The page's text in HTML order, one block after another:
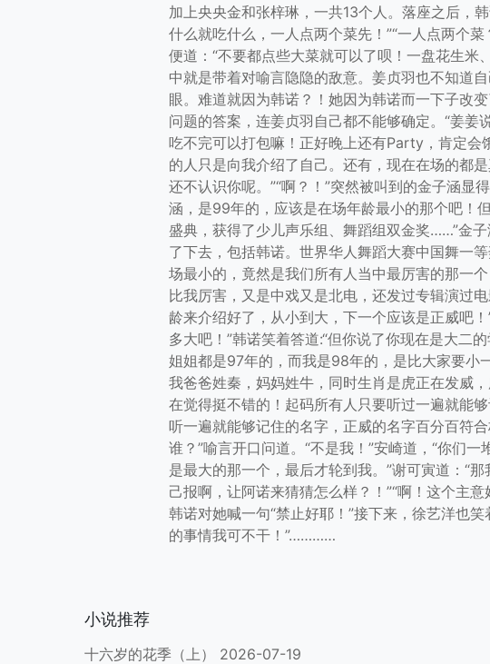
加上央央金和张梓琳，一共13个人。落座之后，
什么就吃什么，一人点两个菜先！”“一人点两个
便道：“不要都点些大菜就可以了呗！一盘花生米
中就是带着对喻言隐隐的敌意。姜贞羽也不知道
眼。难道就因为韩诺？！她因为韩诺而一下子改
问题的答案，连姜贞羽自己都不能够确定。“姜姜
吃不完可以打包嘛！正好晚上还有Party，肯定会
的人只是向我介绍了自己。还有，现在在场的都
还不认识你呢。”“啊？！”突然被叫到的金子涵
涵，是99年的，应该是在场年龄最小的那个吧！
盛典，获得了少儿声乐组、舞蹈组双金奖……”金
了下去，包括韩诺。世界华人舞蹈大赛中国舞一
场最小的，竟然是我们所有人当中最厉害的那一
比我厉害，又是中戏又是北电，还发过专辑演过
龄来介绍好了，从小到大，下一个应该是正威吧
多大吧！”韩诺笑着答道:“但你说了你现在是大二
姐姐都是97年的，而我是98年的，是比大家要小
我爸爸姓秦，妈妈姓牛，同时生肖是虎正在发威
在觉得挺不错的！起码所有人只要听过一遍就能
听一遍就能够记住的名字，正威的名字百分百符
谁？”喻言开口问道。“不是我！”安崎道，“你们
是最大的那一个，最后才轮到我。”谢可寅道：“
己报啊，让阿诺来猜猜怎么样？！”“啊！这个主
韩诺对她喊一句“禁止好耶！”接下来，徐艺洋也
的事情我可不干！”…………
小说推荐
十六岁的花季（上） 2026-07-19